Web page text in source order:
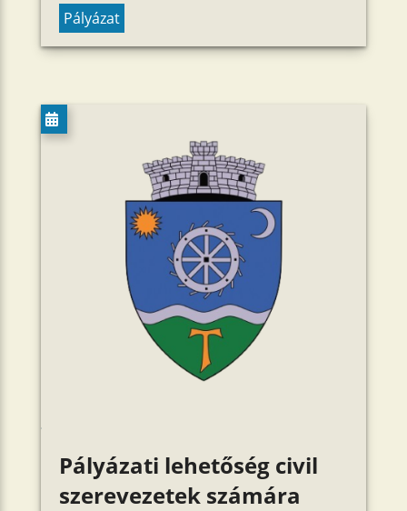
Pályázat
Pályázati lehetőség civil
szerevezetek számára